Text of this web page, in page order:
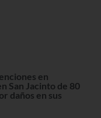
en
San Jacinto de 80
daños en sus